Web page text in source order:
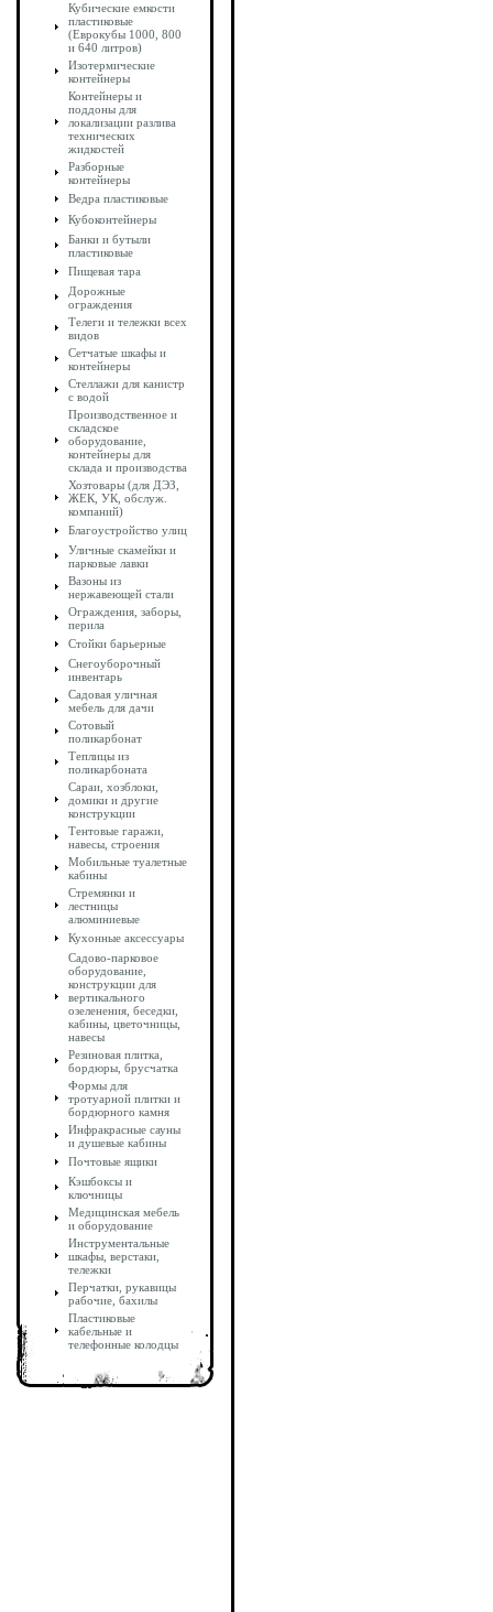
Кубические емкости
пластиковые
(Еврокубы 1000, 800
и 640 литров)
Изотермические
контейнеры
Контейнеры и
поддоны для
локализации разлива
технических
жидкостей
Разборные
контейнеры
Ведра пластиковые
Кубоконтейнеры
Банки и бутыли
пластиковые
Пищевая тара
Дорожные
ограждения
Телеги и тележки всех
видов
Сетчатые шкафы и
контейнеры
Стеллажи для канистр
с водой
Производственное и
складское
оборудование,
контейнеры для
склада и производства
Хозтовары (для ДЭЗ,
ЖЕК, УК, обслуж.
компаний)
Благоустройство улиц
Уличные скамейки и
парковые лавки
Вазоны из
нержавеющей стали
Ограждения, заборы,
перила
Стойки барьерные
Снегоуборочный
инвентарь
Садовая уличная
мебель для дачи
Сотовый
поликарбонат
Теплицы из
поликарбоната
Сараи, хозблоки,
домики и другие
конструкции
Тентовые гаражи,
навесы, строения
Мобильные туалетные
кабины
Стремянки и
лестницы
алюминиевые
Кухонные аксессуары
Садово-парковое
оборудование,
конструкции для
вертикального
озеленения, беседки,
кабины, цветочницы,
навесы
Резиновая плитка,
бордюры, брусчатка
Формы для
тротуарной плитки и
бордюрного камня
Инфракрасные сауны
и душевые кабины
Почтовые ящики
Кэшбоксы и
ключницы
Медицинская мебель
и оборудование
Инструментальные
шкафы, верстаки,
тележки
Перчатки, рукавицы
рабочие, бахилы
Пластиковые
кабельные и
телефонные колодцы